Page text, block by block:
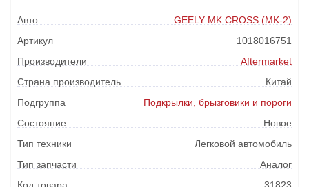
Авто
GEELY MK CROSS (MK-2)
Артикул
1018016751
Производители
Aftermarket
Страна производитель
Китай
Подгруппа
Подкрылки, брызговики и пороги
Состояние
Новое
Тип техники
Легковой автомобиль
Тип запчасти
Аналог